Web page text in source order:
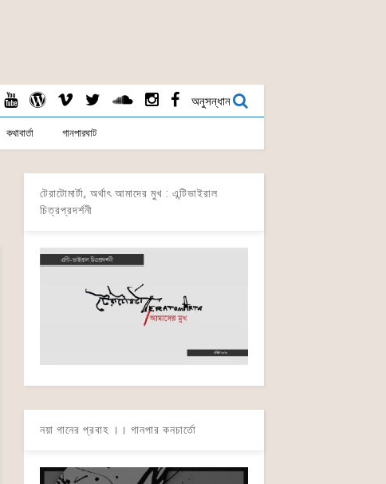
অনুসন্ধান
কথাবার্তা গানপারঘাট
টেরাটোমার্টা, অর্থাৎ আমাদের মুখ : এন্টিভাইরাল
চিত্রপ্রদর্শনী
নয়া গানের প্রবাহ ।। গানপার কনচার্তো